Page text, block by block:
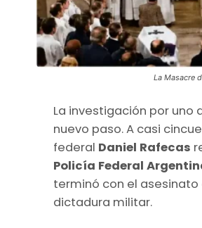
La Masacre
La investigación por
nuevo paso. A casi
federal Daniel Rafecas
Policía Federal
terminó con el
dictadura militar.